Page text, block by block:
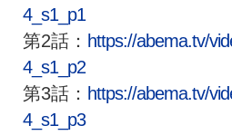
4_s1_p1
第2話： https://abema.tv/
4_s1_p2
第3話： https://abema.tv/
4_s1_p3